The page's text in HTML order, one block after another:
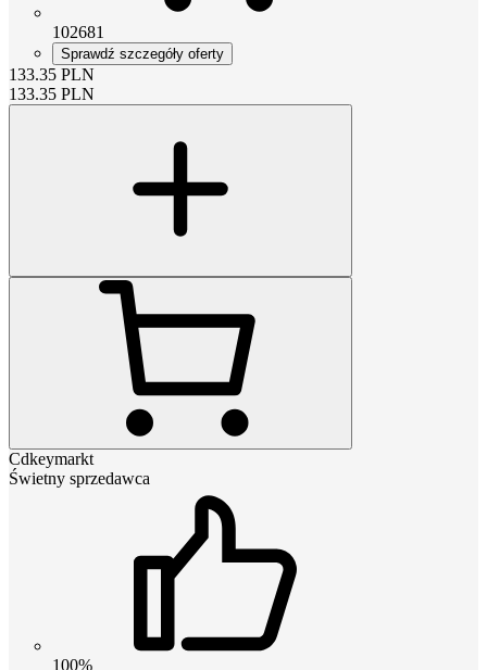
102681
Sprawdź szczegóły oferty
133.35 PLN
133.35 PLN
Cdkeymarkt
Świetny sprzedawca
100%